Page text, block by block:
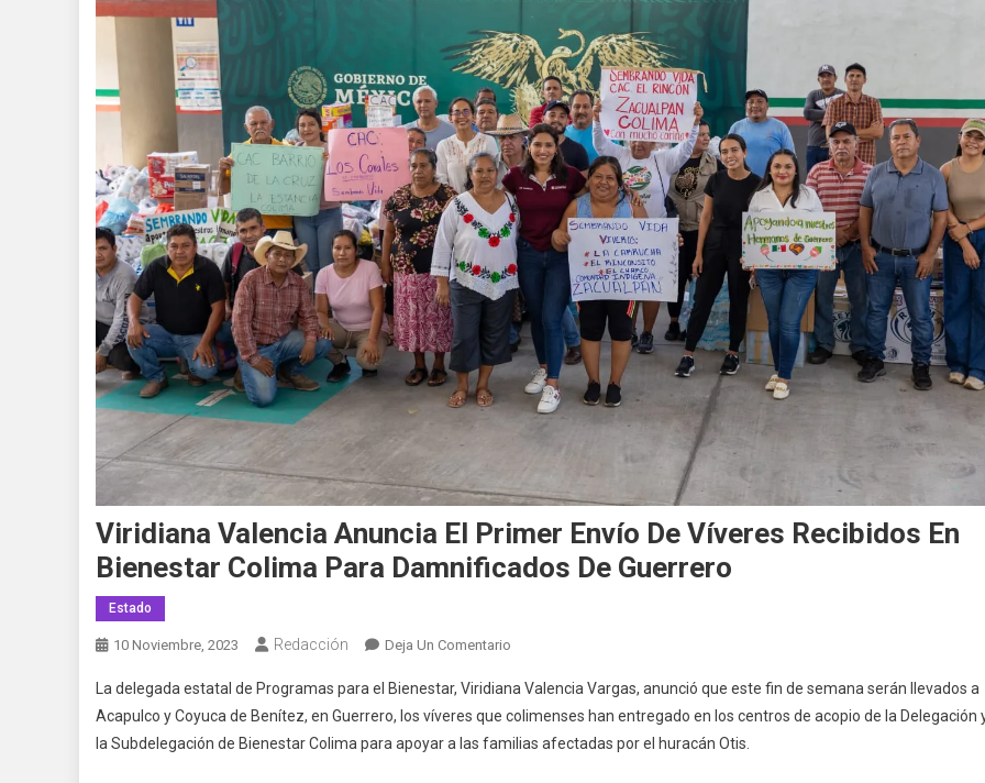
Viridiana Valencia Anuncia El Primer Envío De Víveres Recibidos En
Bienestar Colima Para Damnificados De Guerrero
Estado
10 Noviembre, 2023 Redacción Deja Un Comentario
Valencia
Anuncia
El
La delegada estatal de Programas para el Bienestar, Viridiana Valencia Vargas, anunció que este fin de semana serán llevados a
Acapulco y Coyuca de Benítez, en Guerrero, los víveres que colimenses han entregado en los centros de acopio de la Delegación
la Subdelegación de Bienestar Colima para apoyar a las familias afectadas por el huracán Otis.